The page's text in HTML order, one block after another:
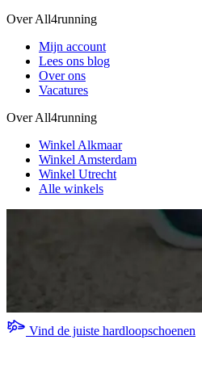
Over All4running
Mijn account
Lees ons blog
Over ons
Vacatures
Over All4running
Winkel Alkmaar
Winkel Amsterdam
Winkel Utrecht
Alle winkels
Vind de juiste hardloopschoenen